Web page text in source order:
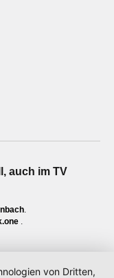
auch im TV
von Dritten,